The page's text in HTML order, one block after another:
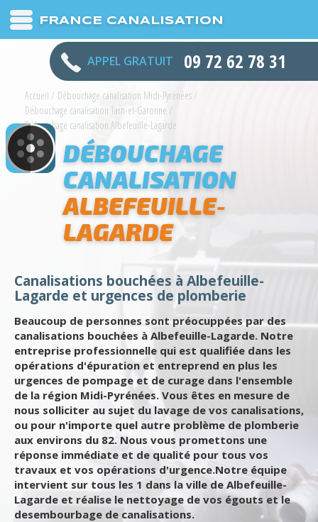
FRANCE CANALISATION
APPEL GRATUIT 09 72 62 78 31
Accueil / Débouchage canalisation Midi-Pyrénées/
Débouchage canalisation Tarn-et-Garonne /
Débouchage canalisation Albefeuille-Lagarde
DÉBOUCHAGE
CANALISATION
ALBEFEUILLE-
LAGARDE
Canalisations bouchées à Albefeuille-
Lagarde et urgences de plomberie
Beaucoup de personnes sont préocuppées par des
canalisations bouchées à Albefeuille-Lagarde. Notre
entreprise professionnelle qui est qualifiée dans les
opérations d'épuration et entreprend en plus les
urgences de pompage et de curage dans l'ensemble
de la région Midi-Pyrénées. Vous êtes en mesure de
nous solliciter au sujet du lavage de vos canalisations,
ou pour n'importe quel autre problème de plomberie
aux environs du 82. Nous vous promettons une
réponse immédiate et de qualité pour tous vos
travaux et vos opérations d'urgence.Notre équipe
intervient sur tous les 1 dans la ville de Albefeuille-
Lagarde et réalise le nettoyage de vos égouts et le
desembourbage de canalisations.